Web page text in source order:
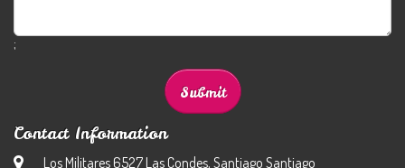
;
Contact Information
Los Militares 6527 Las Condes, Santiago Santiago